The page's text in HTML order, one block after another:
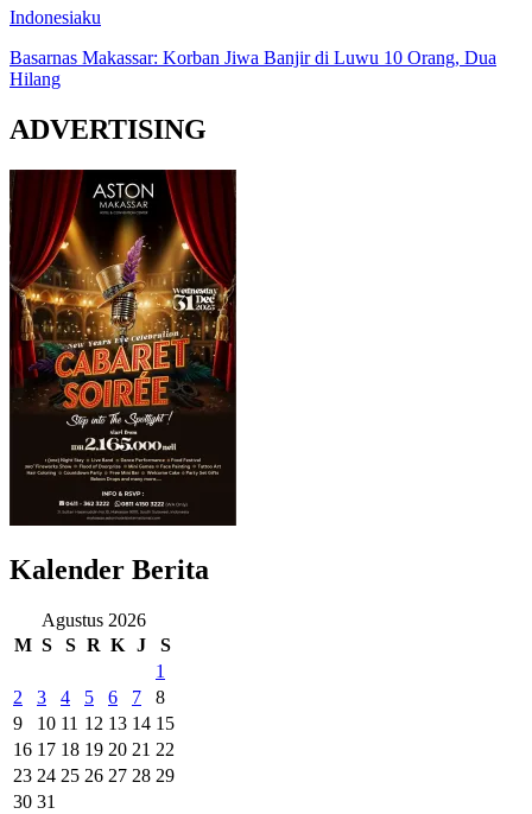
Indonesiaku
Basarnas Makassar: Korban Jiwa Banjir di Luwu 10 Orang, Dua
Hilang
ADVERTISING
Kalender Berita
Agustus 2026
M S S R K J
S
1
2
3 4 5 6 7
8
9
10 11 12 13 14 15
16 17 18 19 20 21 22
23 24 25 26 27 28 29
30 31